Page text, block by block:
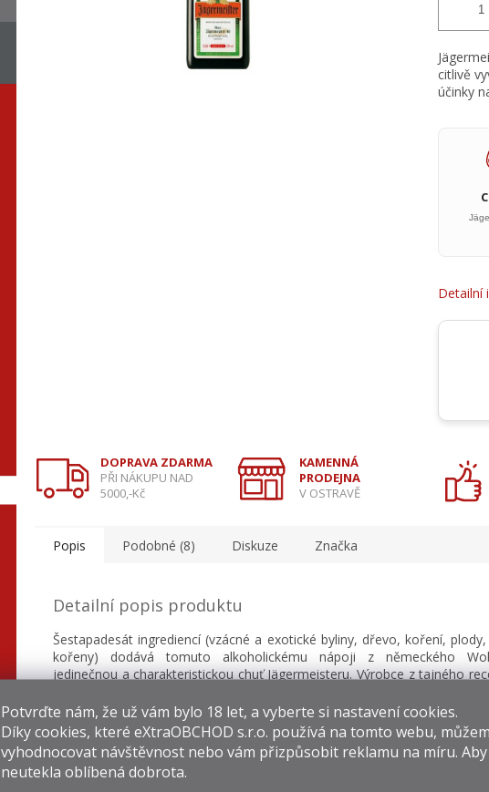
Potvrďte nám​​, že už vám bylo 18 let, a vyberte si nastavení cookies.
Díky cookies, které eXtraOBCHOD s.r.o. používá na tomto webu,
vyhodnocovat návštěvnost nebo vám přizpůsobit reklamu na míru. Aby
neutekla oblíbená dobrota.
citlivě
účinky
Detailní
DOPRAVA ZDARMA
PŘI NÁKUPU NAD
5000,-Kč
KAMENNÁ
PRODEJNA
V OSTRAVĚ
Popis Podobné (8) Diskuze Značka
Detailní popis produktu
Šestapadesát ingrediencí (vzácné a exotické byliny, dřevo, koření,
kořeny) dodává tomuto alkoholickému nápoji z německého
jedinečnou a charakteristickou chuť Jägermeisteru. Výrobce z tajného
kardamom a pomerančovou kůru. Ingredience jsou za studena
směsích vody a alkoholu, filtrovány a až k ročnímu zrání ukládány do
dubových sudů spravovaných bednářskou rodinnou firmou z Falckého
Po ročním zrání je směs opět přefiltrována, několikrát
zkušenými degustátory, aby byla v posledním kroku smíchána s vodou a